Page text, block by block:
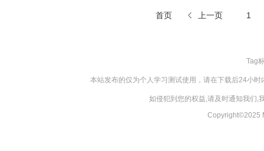
首页 上一页 1
Tag
本站发布的仅为个人学习测试使用，请在下载后24小
如侵犯到您的权益,请及时通知我们,
Copyright©2025